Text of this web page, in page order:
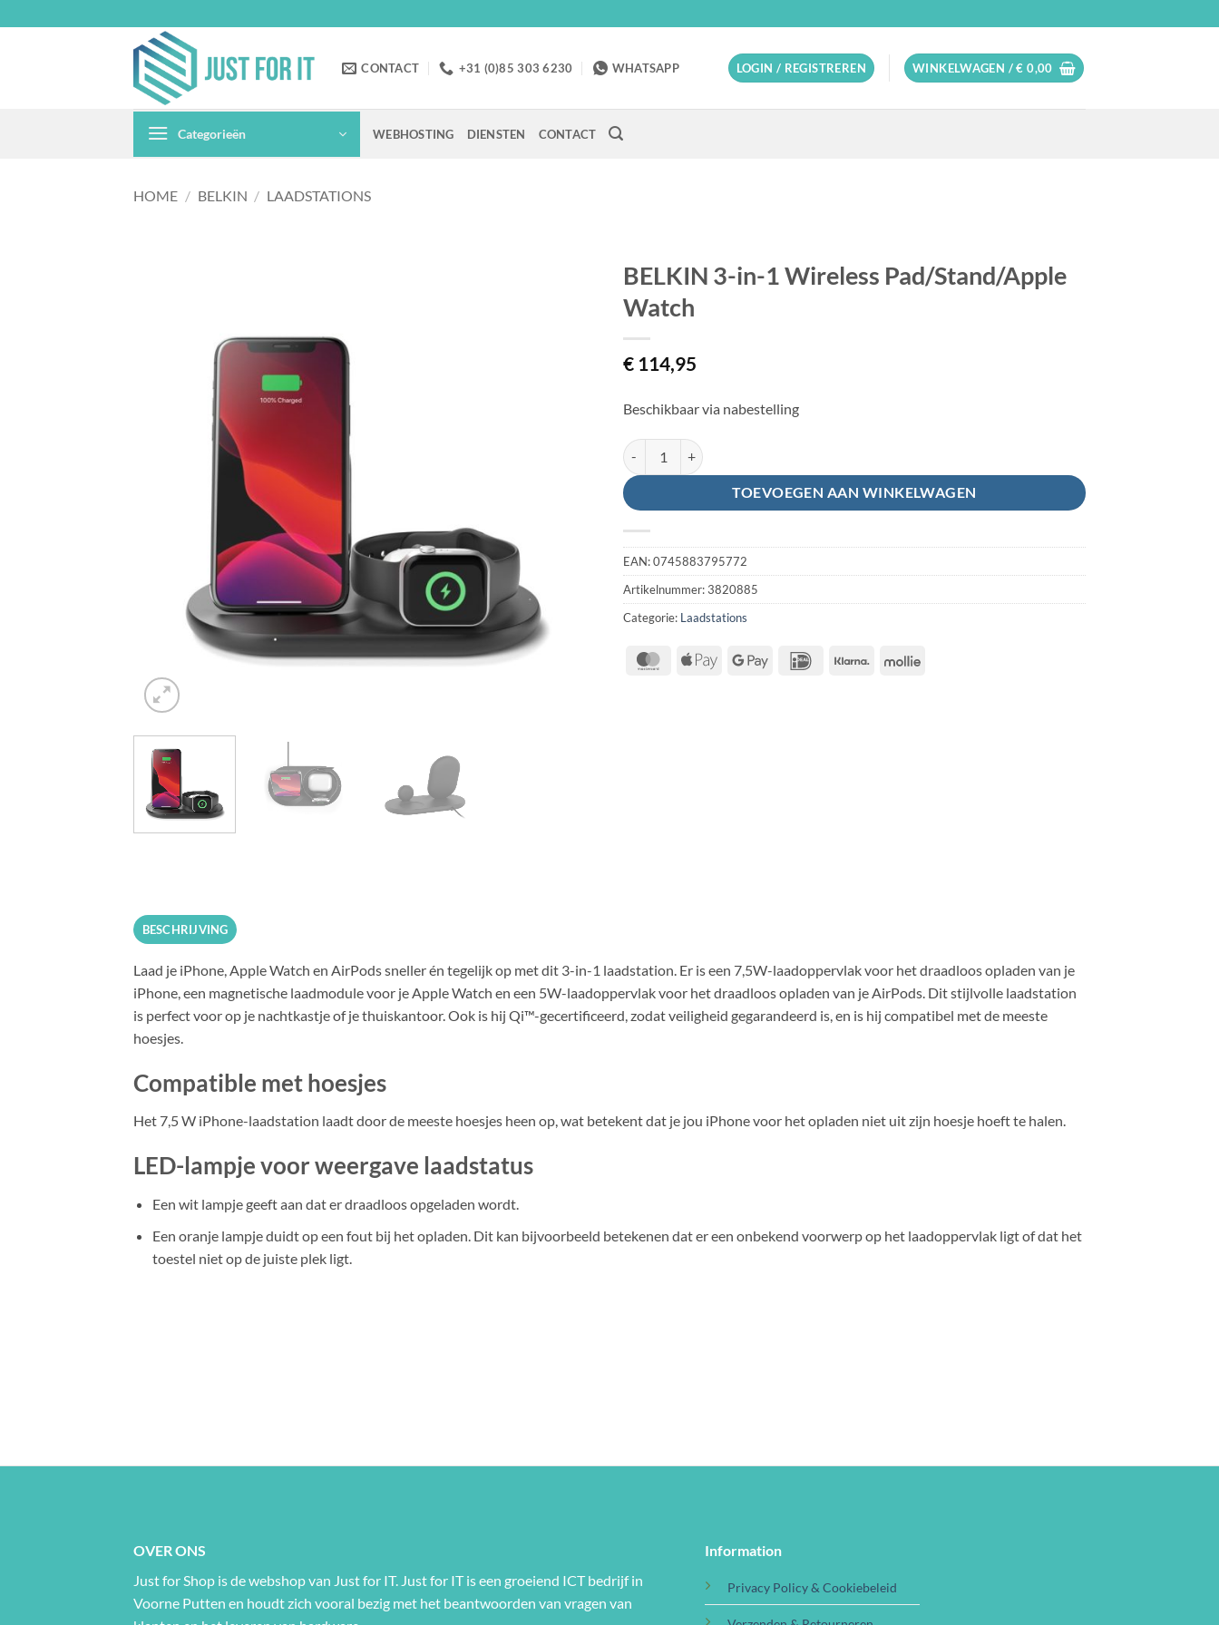
naar
CONTACT +31 (0)85 303 6230 WHATSAPP LOGIN / REGISTREREN WINKELWAGEN /€ 0,00
Categorieën WEBHOSTING DIENSTEN CONTACT
HOME / BELKIN / LAADSTATIONS
BELKIN 3-in-1 Wireless Pad/Stand/Apple
Watch
€ 114,95
Beschikbaar via nabestelling
BELKIN 3-in-1 Wireless Pad/Stand/Apple Watch aantal
TOEVOEGEN AAN WINKELWAGEN
EAN:0745883795772
Artikelnummer:3820885
Categorie: Laadstations
MasterCard
Apple
Google
IDeal Klarna Mollie
BESCHRIJVING
Laad je iPhone, Apple Watch en AirPods sneller én tegelijk op met dit 3-in-1 laadstation. Er is een 7,5W-laadoppervlak voor het draadloos opladen van je
iPhone, een magnetische laadmodule voor je Apple Watch en een 5W-laadoppervlak voor het draadloos opladen van je AirPods. Dit stijlvolle laadstation
is perfect voor op je nachtkastje of je thuiskantoor. Ook is hij Qi™-gecertificeerd, zodat veiligheid gegarandeerd is, en is hij compatibel met de meeste
hoesjes.
Compatible met hoesjes
Het 7,5 W iPhone-laadstation laadt door de meeste hoesjes heen op, wat betekent dat je jou iPhone voor het opladen niet uit zijn hoesje hoeft te halen.
LED-lampje voor weergave laadstatus
Een wit lampje geeft aan dat er draadloos opgeladen wordt.
Een oranje lampje duidt op een fout bij het opladen. Dit kan bijvoorbeeld betekenen dat er een onbekend voorwerp op het laadoppervlak ligt of dat het
toestel niet op de juiste plek ligt.
OVER ONS
Just for Shop is de webshop van Just for IT. Just for IT is een groeiend ICT bedrijf in
Voorne Putten en houdt zich vooral bezig met het beantwoorden van vragen van
Information
Privacy Policy & Cookiebeleid